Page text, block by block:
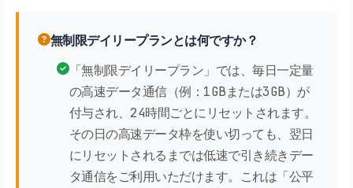
無制限デイリープランとは何ですか？
「無制限デイリープラン」では、毎日一定量
の高速データ通信（例：1GBまたは3GB）が
付与され、24時間ごとにリセットされます。
その日の高速データ枠を使い切っても、翌日
にリセットされるまでは低速で引き続きデー
タ通信をご利用いただけます。これは「公平